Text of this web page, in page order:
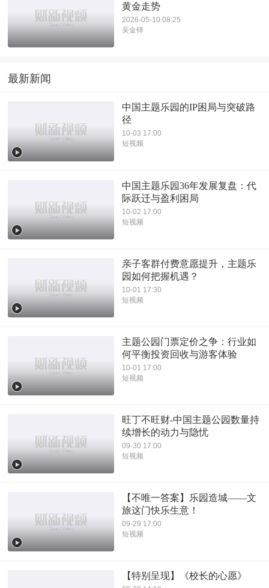
黄金走势
2026-05-10 08:25
吴金铎
最新新闻
中国主题乐园的IP困局与突破路
径
10-03 17:00
短视频
中国主题乐园36年发展复盘：代
际跃迁与盈利困局
10-02 17:00
短视频
亲子客群付费意愿提升，主题乐
园如何把握机遇？
10-01 17:30
短视频
主题公园门票定价之争：行业如
何平衡投资回收与游客体验
10-01 17:00
短视频
旺丁不旺财-中国主题公园数量持
续增长的动力与隐忧
09-30 17:00
短视频
【不唯一答案】乐园造城——文
旅这门快乐生意！
09-29 17:00
短视频
【特别呈现】《校长的心愿》